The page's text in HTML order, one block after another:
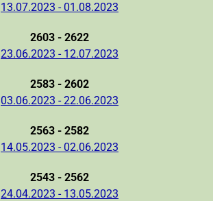
13.07.2023 - 01.08.2023
2603 - 2622
23.06.2023 - 12.07.2023
2583 - 2602
03.06.2023 - 22.06.2023
2563 - 2582
14.05.2023 - 02.06.2023
2543 - 2562
24.04.2023 - 13.05.2023